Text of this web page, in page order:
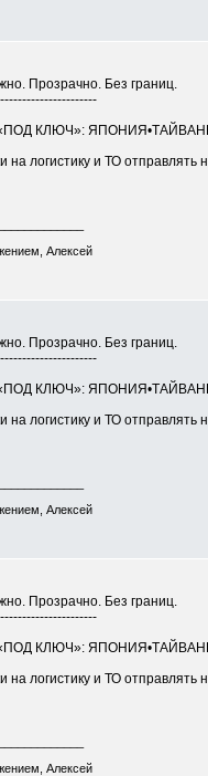
Прозрачно. Без границ.
КЛЮЧ»:
на логистику и ТО отправлять
Алексей
Прозрачно. Без границ.
КЛЮЧ»:
на логистику и ТО отправлять
Алексей
Прозрачно. Без границ.
КЛЮЧ»:
на логистику и ТО отправлять
Алексей